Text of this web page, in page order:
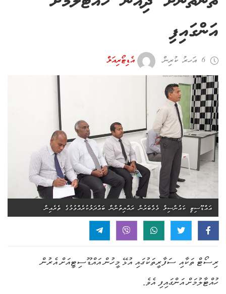
އަންގައިފި
6 އަހރު ކުރިން އެޑިޓޯރިއަލް
އައްޑޫސިޓީ ކައުންސިލް މެމްބަރުން ރައްޔިތުންނާ ބައްދަލުކުރެއްވުމުގެ ތެރެއިން
ރިސޯޓް ތަކާއި ސަފާރީތަކުގައި އުޅޭ މީހުން އައްޑޫސިޓީއަށް އެރުން
ހުއްޓާލުމަށް އަންގައިފި އެވެ.